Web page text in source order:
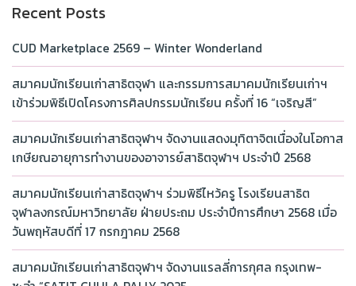
Recent Posts
CUD Marketplace 2569 – Winter Wonderland
สมาคมนักเรียนเก่าสาธิตจุฬา และกรรมการสมาคมนักเรียนเก่าฯ
เข้าร่วมพิธีเปิดโครงการศิลปกรรมนักเรียน ครั้งที่ 16 “เจริญสี”
สมาคมนักเรียนเก่าสาธิตจุฬาฯ จัดงานแสดงมุทิตาจิตเนื่องในโอกาส
เกษียณอายุการทำงานของอาจารย์สาธิตจุฬาฯ ประจำปี 2568
สมาคมนักเรียนเก่าสาธิตจุฬาฯ ร่วมพิธีไหว้ครู โรงเรียนสาธิต
จุฬาลงกรณ์มหาวิทยาลัย ฝ่ายประถม ประจำปีการศึกษา 2568 เมื่อ
วันพฤหัสบดีที่ 17 กรกฎาคม 2568
สมาคมนักเรียนเก่าสาธิตจุฬาฯ จัดงานแรลลี่การกุศล กรุงเทพ-